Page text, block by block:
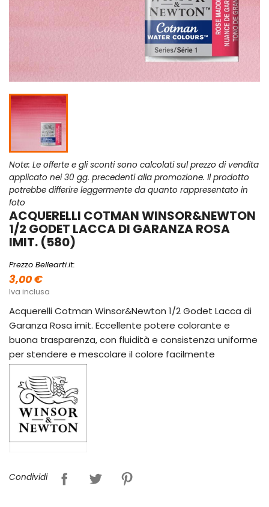
Note: Le offerte e gli sconti sono calcolati sul prezzo di vendita
applicato nei 30 gg. precedenti alla promozione. Il prodotto
potrebbe differire leggermente da quanto rappresentato in
foto
ACQUERELLI COTMAN WINSOR&NEWTON
1/2 GODET LACCA DI GARANZA ROSA
IMIT. (580)
Prezzo Bellearti.it:
3,00 €
Iva inclusa
Acquerelli Cotman Winsor&Newton 1/2 Godet Lacca di
Garanza Rosa imit. Eccellente potere colorante e
buona trasparenza, con fluidità e consistenza uniforme
per stendere e mescolare il colore facilmente
Condividi